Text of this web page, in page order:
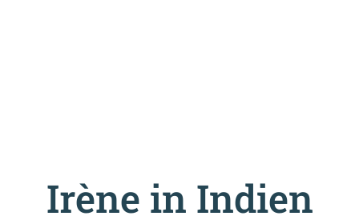
Irène in Indien